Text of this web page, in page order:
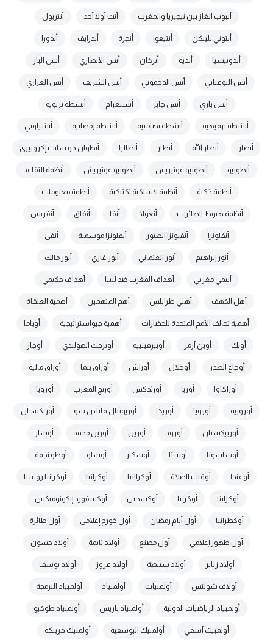
أنبوب الغاز بين نيجيريا والمغرب أنت أولا أحد أنتربول
أنتوني بلينكن أنتيغوا أنجرة أندرايف أندورا
أندونيسيا أندية أنزكان أنس الأنصاري أنس الباز
أنس البوعناني أنس الدحموني أنس الشريف أنس الغراري
أنس باري أنس جابر أنستغرام أنشطة تربوية
أنشطة ترفيهية أنشطة تضامنية أنشطة رمضانية أنشيلوتي
أنصار أنصار الله أنطار أنطاليا أنطوان دو سانت إكزوبيري
أنطونيو أنطونيو غوتيريس أنطونيو غوتيريش أنظمة التقاعد
أنظمة ذكية أنظمة لاسلكية تكتيكية أنظمة معلومات
أنظمة هبوط الطائرات أنغولا أنفا أنفاق أنفريس
أنفلونزا أنفلونزا الطيور أنفلونزا موسمية أنفي
أنور إبراهيم أنور العثماني أنور غازي أنور مالك
أنيمي مغربي أهداف المغرب ضد ليبيا أهداف حكيمي
أهل الكهف أهلي طرابلس أهم المتهمين أهمية العلقاة
أهمية تحالف الأمم المتحدة للحضارات أهمية جيواستراتيجية أوباما
أوبك أوبن آرمز أوبيرفيلييه أوترخت الهولندي أوجار
أوجاع الصدر أوخلال أوراش أوراق بنما أوراق مالية
أوراكاوا أوربا أورثدكس أورنج المغرب أوروبا
أوروبية أورويا أوريكا أوريونتال فاشن شو أوزبكستان
أوزبيكستان أوزود أوزين أوزين محمد أوسار
أوساسونا أوستا أوسكار أوسلو أوطو نجمة
أوغندا أوقات الصلاة أوكراانيا أوكرانيا أوكرانيا روسيا
أوكراينا أوكرنيا أوكسجين أوكسفورد إيكونوميكس
أوكطرانيا أول أيام رمضان أول خورج إعلامي أول طائرة
أول ظهور إعلامي أول مصنع أولاد تايمة أولاد حسون
أولاد زباير أولاد سبيطة أولاد عزوز أولاد يوسف
أولاف شولتس أولمبيات أولمبياد أولمبياد البرمجة
أولمبياد الرياضيات الدولية أولمبياد باريس أولمبياد طوكيو
أولمبيك آسفي أولمبيك اليوسفية أولمبيك خريبكة